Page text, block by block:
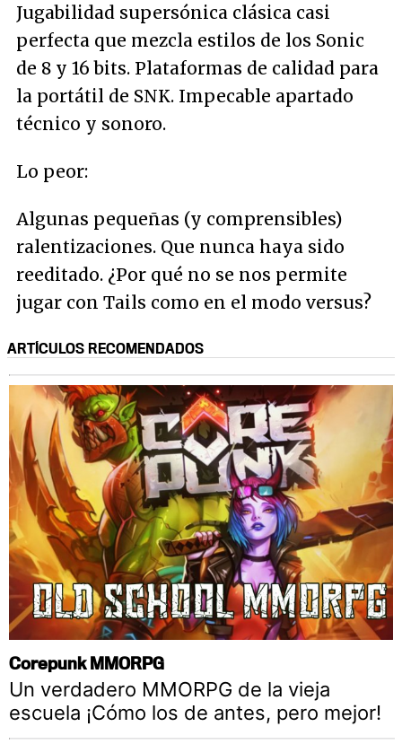
Jugabilidad supersónica clásica casi
perfecta que mezcla estilos de los Sonic
de 8 y 16 bits. Plataformas de calidad para
la portátil de SNK. Impecable apartado
técnico y sonoro.
Lo peor:
Algunas pequeñas (y comprensibles)
ralentizaciones. Que nunca haya sido
reeditado. ¿Por qué no se nos permite
jugar con Tails como en el modo versus?
ARTÍCULOS RECOMENDADOS
Corepunk MMORPG
Un verdadero MMORPG de la vieja
escuela ¡Cómo los de antes, pero mejor!